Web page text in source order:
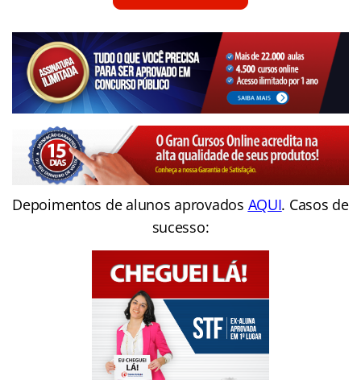
Depoimentos de alunos aprovados AQUI. Casos de
sucesso: